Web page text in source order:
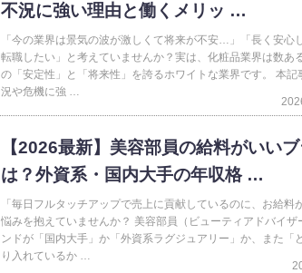
不況に強い理由と働くメリッ …
「今の業界は景気の波が激しくて将来が不安…」「長く安心
転職したい」と考えていませんか？実は、化粧品業界は数あ
の「安定性」と「将来性」を誇るホワイトな業界です。 本
況や危機に強 …
【2026最新】美容部員の給料がいい
は？外資系・国内大手の年収格 …
「毎日フルタッチアップで売上に貢献しているのに、お給
悩みを抱えていませんか？ 美容部員（ビューティアドバイザ
ンドが「国内大手」か「外資系ラグジュアリー」か、また「
り入れているか …